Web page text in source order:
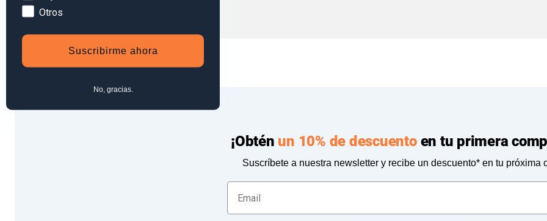
¡Obtén un 10% de descuentoen tu primera
Suscríbete a nuestra newsletter y recibe un descuento* en tu próxima
Otros
Suscribirme ahora
No, gracias.